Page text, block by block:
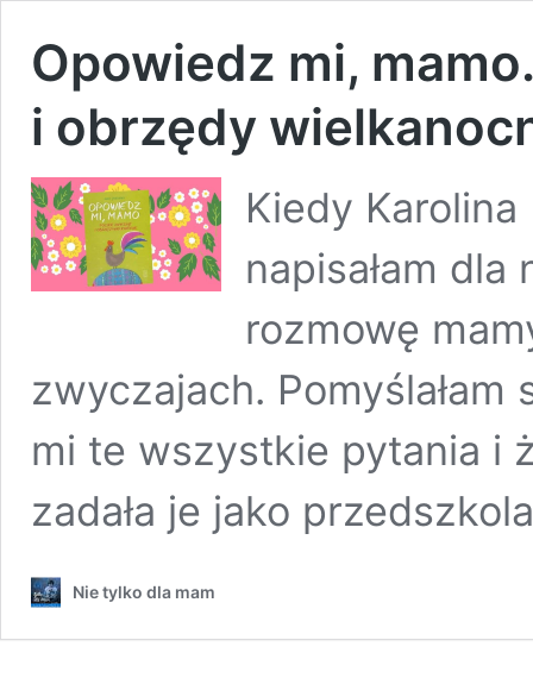
Opowiedz mi,
i obrzędy
Kiedy Karolina
napisałam dla
rozmowę
zwyczajach.
mi te wszystkie pytania i
zadała je jako
Nie tylko dla mam